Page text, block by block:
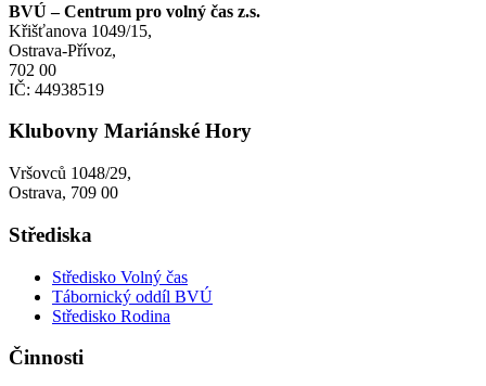
BVÚ – Centrum pro volný čas z.s.
Křišťanova 1049/15,
Ostrava-Přívoz,
702 00
IČ: 44938519
Klubovny Mariánské Hory
Vršovců 1048/29,
Ostrava, 709 00
Střediska
Středisko Volný čas
Tábornický oddíl BVÚ
Středisko Rodina
Činnosti